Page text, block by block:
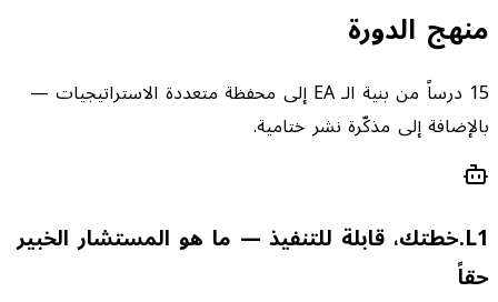
منهج الدورة
15 درساً من بنية الـ EA إلى محفظة متعددة الاستراتيجيات —
بالإضافة إلى مذكّرة نشر ختامية.
L1
.خطتك، قابلة للتنفيذ — ما هو المستشار الخبير
حقاً